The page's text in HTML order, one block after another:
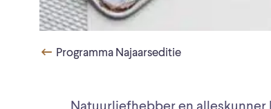
Programma Najaarseditie